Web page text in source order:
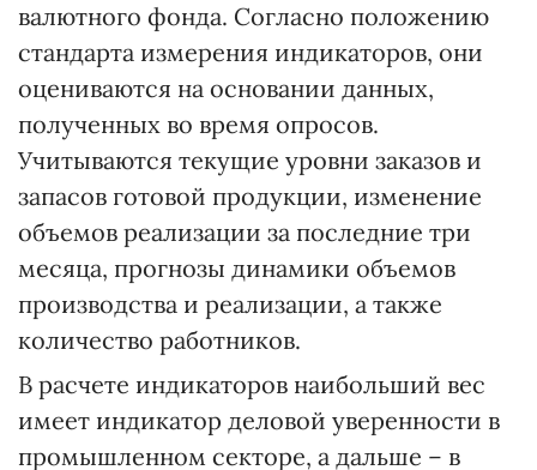
валютного фонда. Согласно положению
стандарта измерения индикаторов, они
оцениваются на основании данных,
полученных во время опросов.
Учитываются текущие уровни заказов и
запасов готовой продукции, изменение
объемов реализации за последние три
месяца, прогнозы динамики объемов
производства и реализации, а также
количество работников.
В расчете индикаторов наибольший вес
имеет индикатор деловой уверенности в
промышленном секторе, а дальше – в